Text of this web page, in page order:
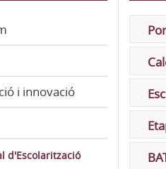
i innovació
d'Escolarització